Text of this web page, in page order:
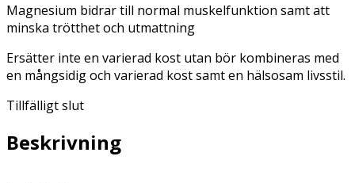
Magnesium bidrar till normal muskelfunktion samt att
minska trötthet och utmattning
Ersätter inte en varierad kost utan bör kombineras med
en mångsidig och varierad kost samt en hälsosam livsstil.
Tillfälligt slut
Beskrivning